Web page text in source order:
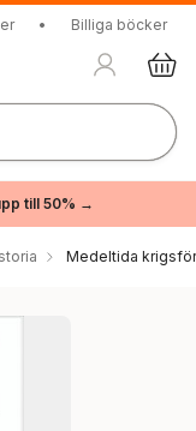
• Billiga böcker
till 50% →
Medeltida